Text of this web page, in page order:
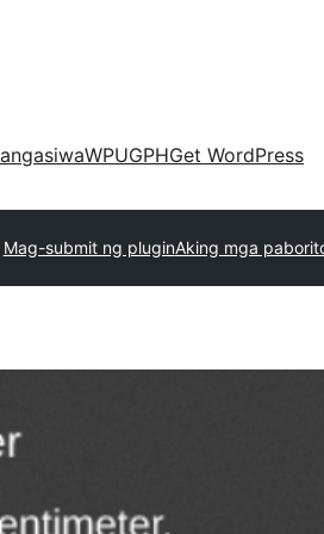
WPUGPHGet WordPress
Mag-submit ng pluginAking mga